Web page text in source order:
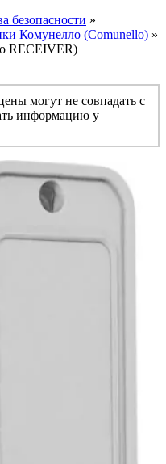
безопасности »
Комунелло (Comunello) »
RECEIVER)
могут не совпадать с
информацию у